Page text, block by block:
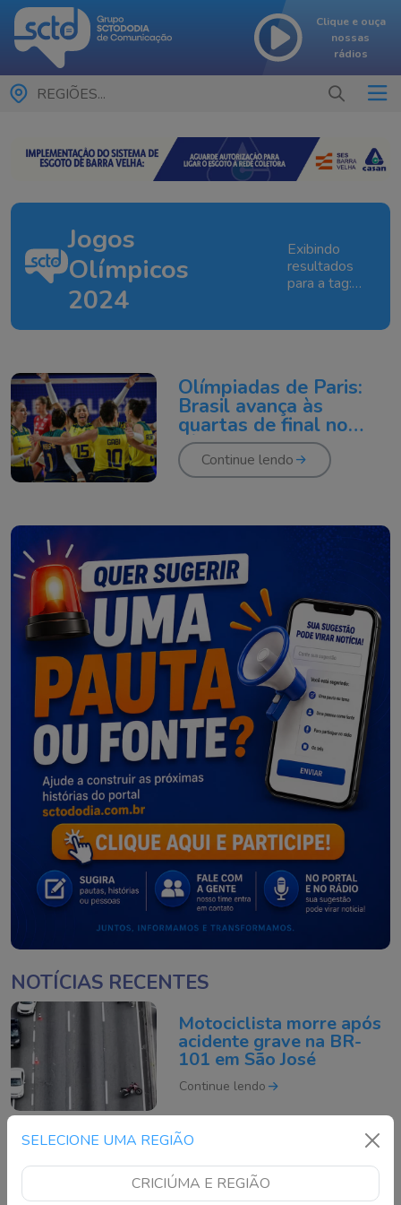
Clique e ouça
nossas
rádios
REGIÕES...
SELECIONE UMA REGIÃO
CRICIÚMA E REGIÃO
Jogos
Olímpicos
2024
Exibindo
resultados
para a tag:
2024
Olímpiadas de Paris:
Brasil avança às
quartas de final no
vôlei feminino
Continue lendo
NOTÍCIAS RECENTES
Motociclista morre após
acidente grave na BR-
101 em São José
Continue lendo
escapamentos
adulterados é